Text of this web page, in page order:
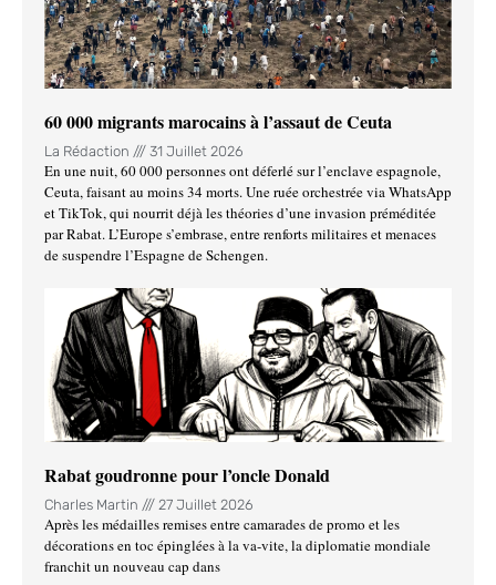
60 000 migrants marocains à l’assaut de Ceuta
La Rédaction 31 Juillet 2026
En une nuit, 60 000 personnes ont déferlé sur l’enclave espagnole,
Ceuta, faisant au moins 34 morts. Une ruée orchestrée via WhatsApp
et TikTok, qui nourrit déjà les théories d’une invasion préméditée
par Rabat. L’Europe s’embrase, entre renforts militaires et menaces
de suspendre l’Espagne de Schengen.
Rabat goudronne pour l’oncle Donald
Charles Martin 27 Juillet 2026
Après les médailles remises entre camarades de promo et les
décorations en toc épinglées à la va-vite, la diplomatie mondiale
franchit un nouveau cap dans